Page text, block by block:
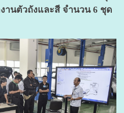
านตัวถังและสี จำนวน 6 ชุด